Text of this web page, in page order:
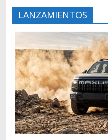
LANZAMIENTOS